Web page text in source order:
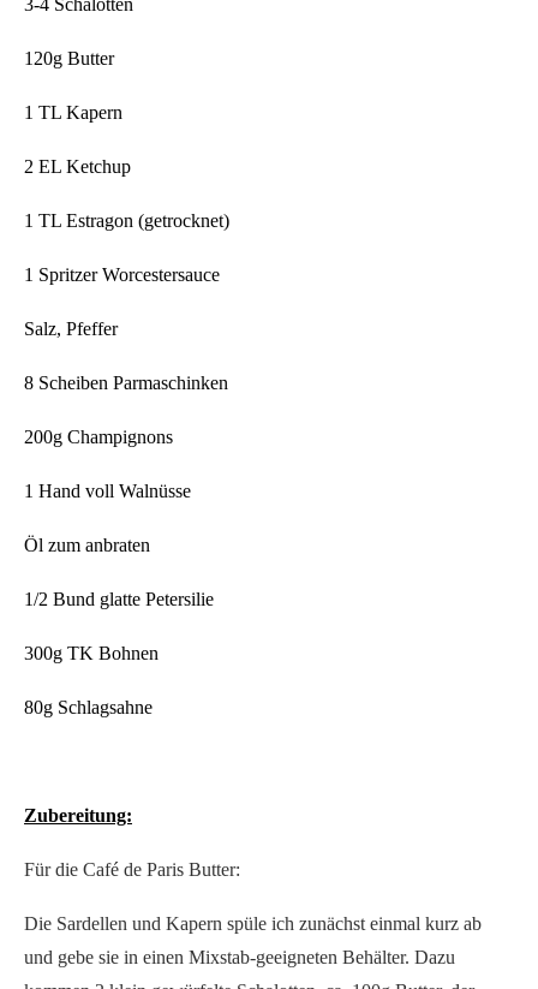
120g Butter
1 TL Kapern
2 EL Ketchup
1 TL Estragon (getrocknet)
1 Spritzer Worcestersauce
Salz, Pfeffer
8 Scheiben Parmaschinken
200g Champignons
1 Hand voll Walnüsse
Öl zum anbraten
1/2 Bund glatte Petersilie
300g TK Bohnen
80g Schlagsahne
Zubereitung:
Für die Café de Paris Butter:
Die Sardellen und Kapern spüle ich zunächst einmal kurz ab
und gebe sie in einen Mixstab-geeigneten Behälter. Dazu